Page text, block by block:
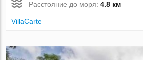
Расстояние до моря:4.8 км
VillaСarte